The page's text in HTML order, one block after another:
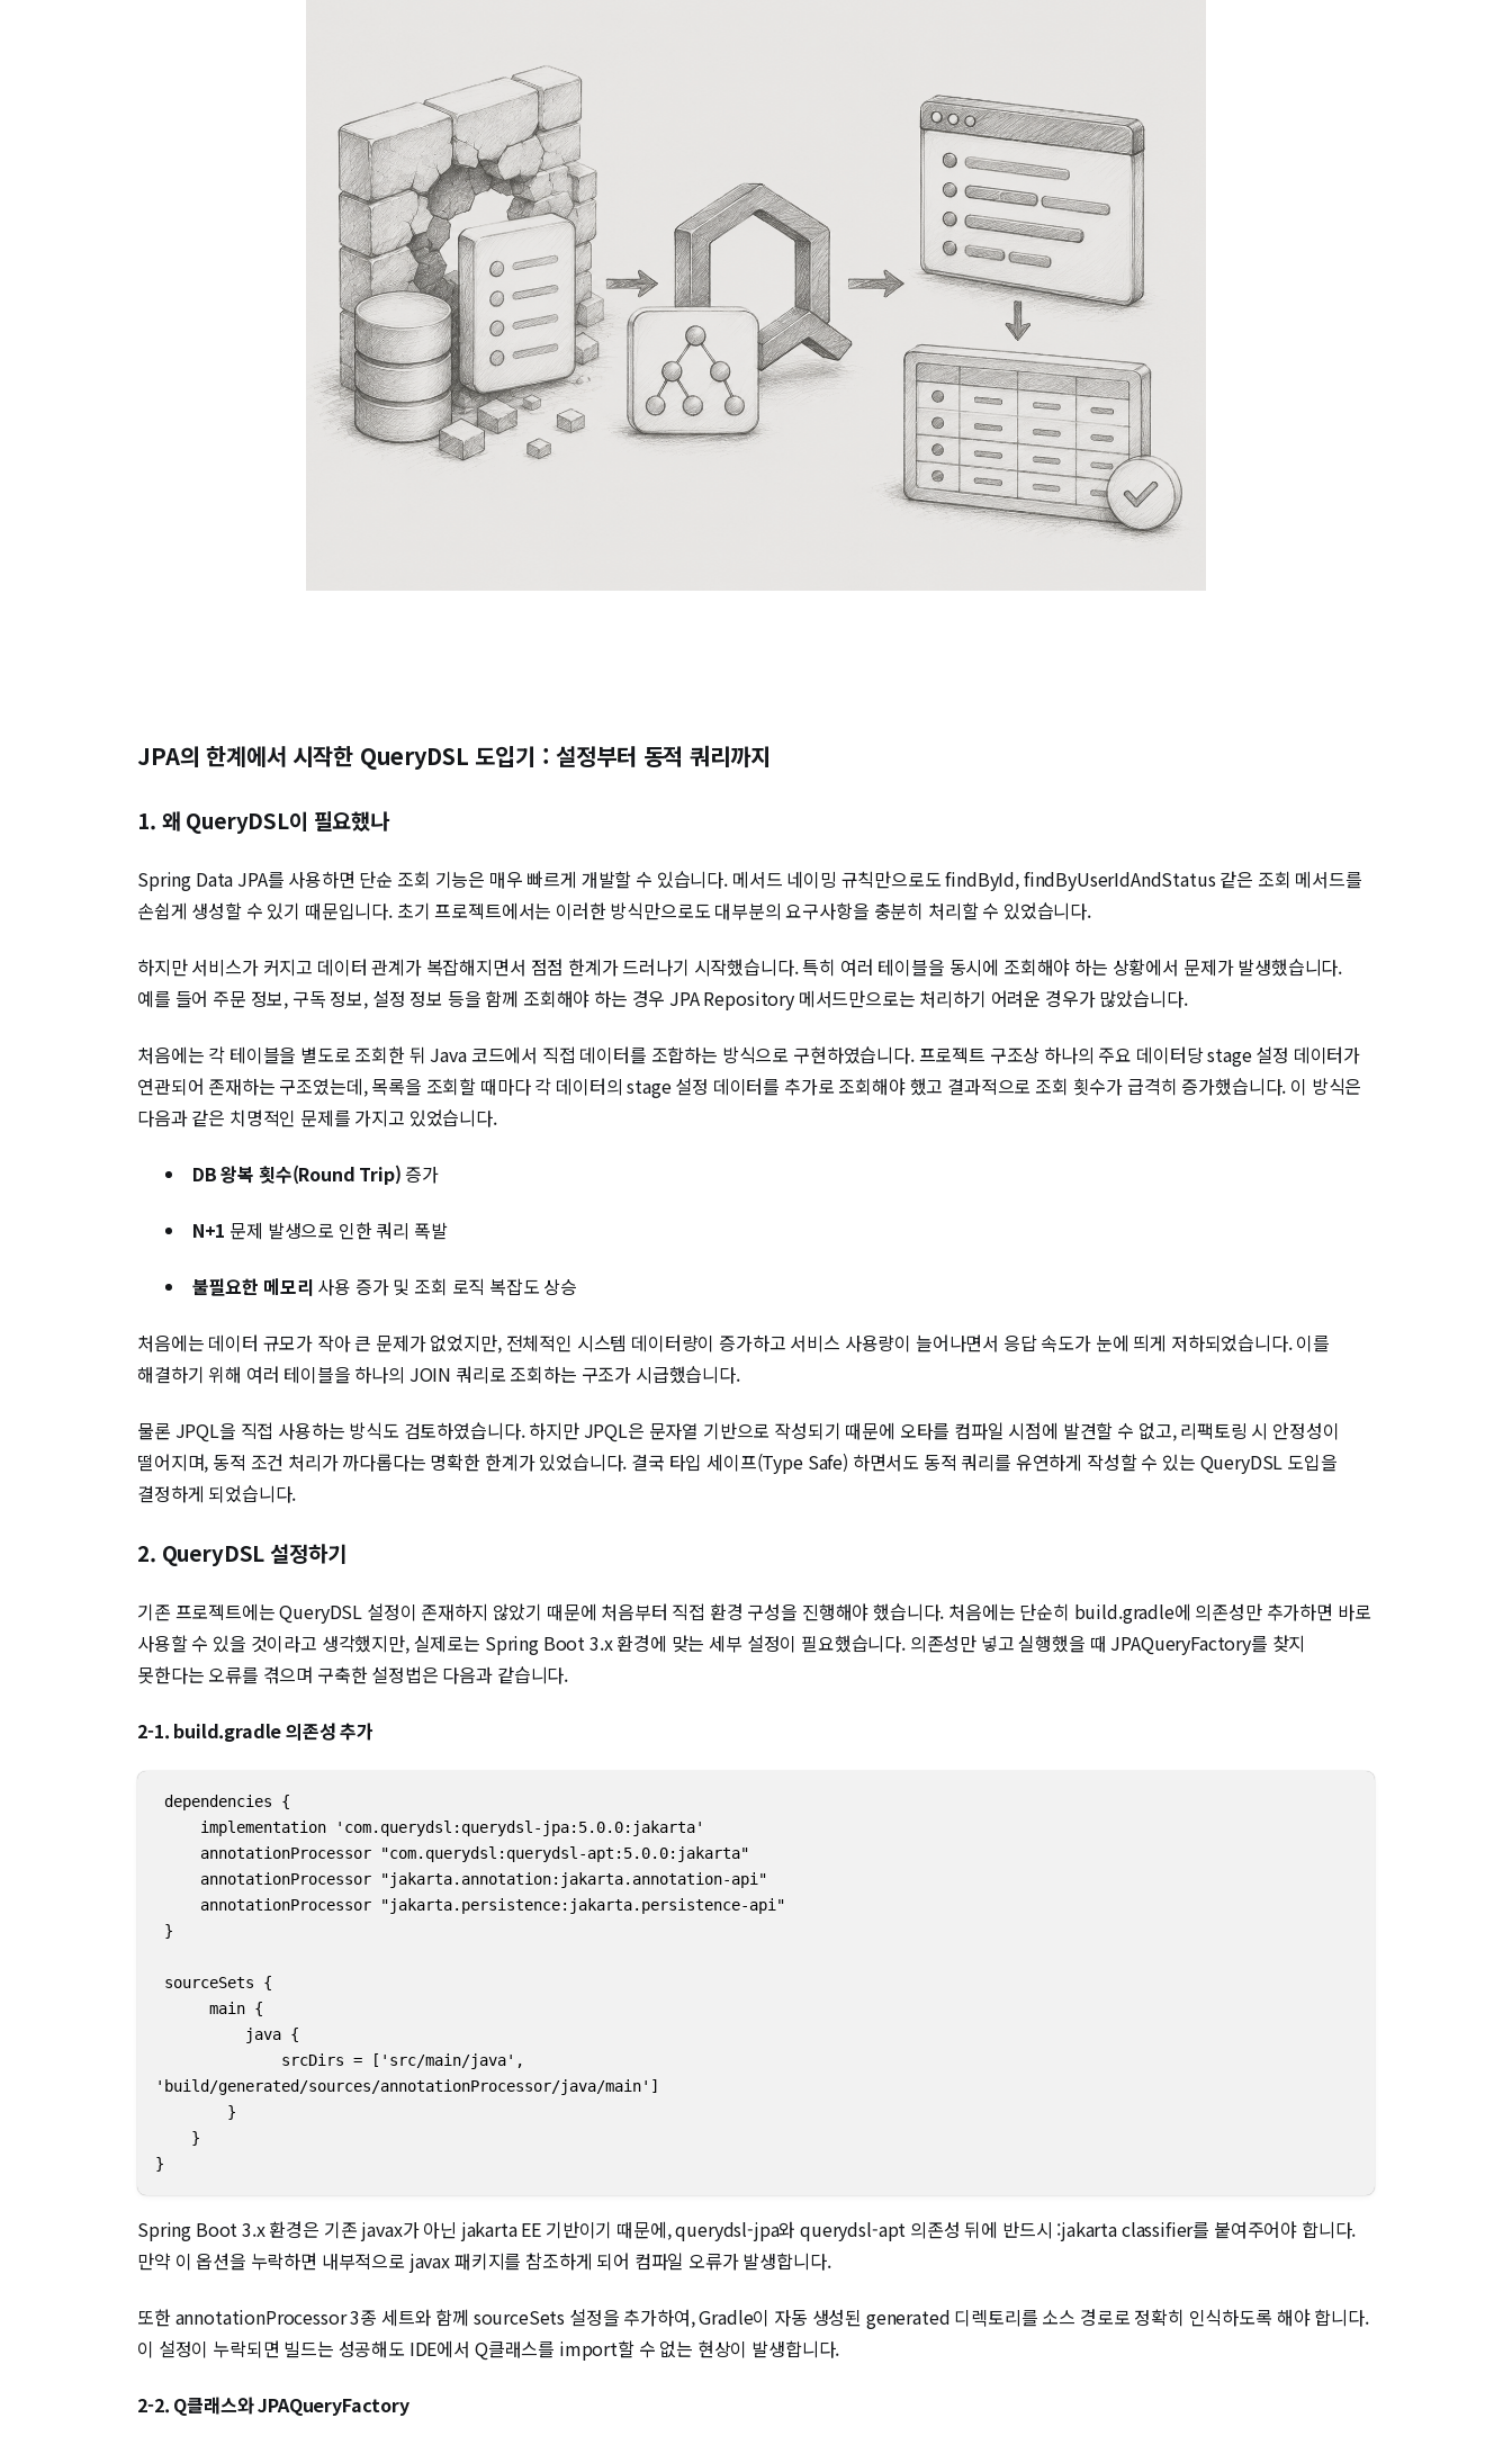
JPA의 한계에서 시작한 QueryDSL 도입기 : 설정부터 동적 쿼리까지
1. 왜 QueryDSL이 필요했나
Spring Data JPA를 사용하면 단순 조회 기능은 매우 빠르게 개발할 수 있습니다. 메서드 네이밍 규칙만으로도 findById, findByUserIdAndStatus 같은 조회 메서드를
손쉽게 생성할 수 있기 때문입니다. 초기 프로젝트에서는 이러한 방식만으로도 대부분의 요구사항을 충분히 처리할 수 있었습니다.
하지만 서비스가 커지고 데이터 관계가 복잡해지면서 점점 한계가 드러나기 시작했습니다. 특히 여러 테이블을 동시에 조회해야 하는 상황에서 문제가 발생했습니다.
예를 들어 주문 정보, 구독 정보, 설정 정보 등을 함께 조회해야 하는 경우 JPA Repository 메서드만으로는 처리하기 어려운 경우가 많았습니다.
처음에는 각 테이블을 별도로 조회한 뒤 Java 코드에서 직접 데이터를 조합하는 방식으로 구현하였습니다. 프로젝트 구조상 하나의 주요 데이터당 stage 설정 데이터가
연관되어 존재하는 구조였는데, 목록을 조회할 때마다 각 데이터의 stage 설정 데이터를 추가로 조회해야 했고 결과적으로 조회 횟수가 급격히 증가했습니다. 이 방식은
다음과 같은 치명적인 문제를 가지고 있었습니다.
DB 왕복 횟수(Round Trip) 증가
N+1 문제 발생으로 인한 쿼리 폭발
불필요한 메모리 사용 증가 및 조회 로직 복잡도 상승
처음에는 데이터 규모가 작아 큰 문제가 없었지만, 전체적인 시스템 데이터량이 증가하고 서비스 사용량이 늘어나면서 응답 속도가 눈에 띄게 저하되었습니다. 이를
해결하기 위해 여러 테이블을 하나의 JOIN 쿼리로 조회하는 구조가 시급했습니다.
물론 JPQL을 직접 사용하는 방식도 검토하였습니다. 하지만 JPQL은 문자열 기반으로 작성되기 때문에 오타를 컴파일 시점에 발견할 수 없고, 리팩토링 시 안정성이
떨어지며, 동적 조건 처리가 까다롭다는 명확한 한계가 있었습니다. 결국 타입 세이프(Type Safe) 하면서도 동적 쿼리를 유연하게 작성할 수 있는 QueryDSL 도입을
결정하게 되었습니다.
2. QueryDSL 설정하기
기존 프로젝트에는 QueryDSL 설정이 존재하지 않았기 때문에 처음부터 직접 환경 구성을 진행해야 했습니다. 처음에는 단순히 build.gradle에 의존성만 추가하면 바로
사용할 수 있을 것이라고 생각했지만, 실제로는 Spring Boot 3.x 환경에 맞는 세부 설정이 필요했습니다. 의존성만 넣고 실행했을 때 JPAQueryFactory를 찾지
못한다는 오류를 겪으며 구축한 설정법은 다음과 같습니다.
2-1. build.gradle 의존성 추가
dependencies {
     implementation 'com.querydsl:querydsl-jpa:5.0.0:jakarta'
     annotationProcessor "com.querydsl:querydsl-apt:5.0.0:jakarta"
     annotationProcessor "jakarta.annotation:jakarta.annotation-api"
     annotationProcessor "jakarta.persistence:jakarta.persistence-api"
}
sourceSets {
      main {
          java {
              srcDirs = ['src/main/java',
'build/generated/sources/annotationProcessor/java/main']
        }
    }
}
Spring Boot 3.x 환경은 기존 javax가 아닌 jakarta EE 기반이기 때문에, querydsl-jpa와 querydsl-apt 의존성 뒤에 반드시 :jakarta classifier를 붙여주어야 합니다.
만약 이 옵션을 누락하면 내부적으로 javax 패키지를 참조하게 되어 컴파일 오류가 발생합니다.
또한 annotationProcessor 3종 세트와 함께 sourceSets 설정을 추가하여, Gradle이 자동 생성된 generated 디렉토리를 소스 경로로 정확히 인식하도록 해야 합니다.
이 설정이 누락되면 빌드는 성공해도 IDE에서 Q클래스를 import할 수 없는 현상이 발생합니다.
2-2. Q클래스와 JPAQueryFactory